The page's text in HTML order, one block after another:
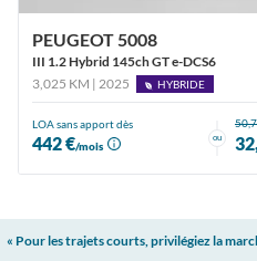
PEUGEOT 5008
III 1.2 Hybrid 145ch GT e-DCS6
3,025 KM | 2025
HYBRIDE
LOA sans apport dès
442 €/mois
ou
« Pour les trajets courts, privilégiez la